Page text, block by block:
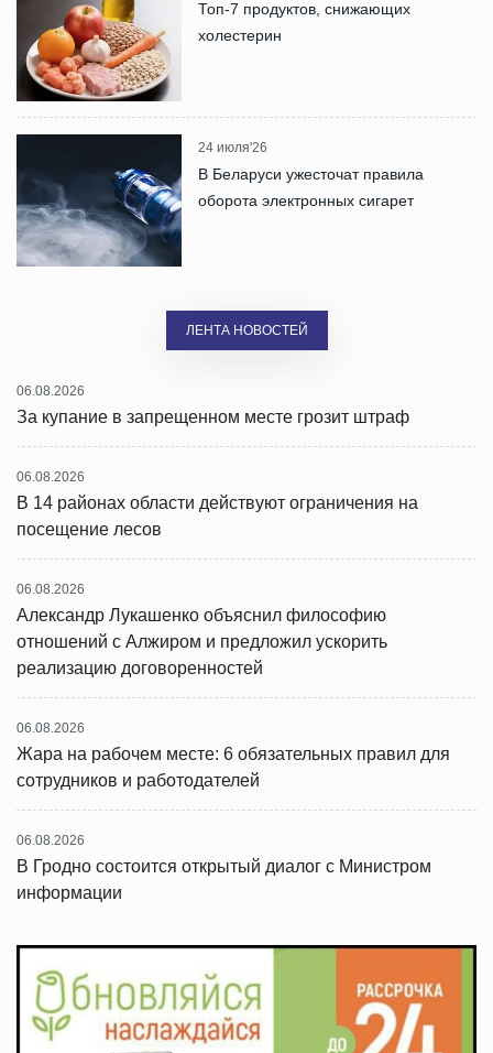
Топ-7 продуктов, снижающих
холестерин
24 июля'26
В Беларуси ужесточат правила
оборота электронных сигарет
ЛЕНТА НОВОСТЕЙ
06.08.2026
За купание в запрещенном месте грозит штраф
06.08.2026
В 14 районах области действуют ограничения на
посещение лесов
06.08.2026
Александр Лукашенко объяснил философию
отношений с Алжиром и предложил ускорить
реализацию договоренностей
06.08.2026
Жара на рабочем месте: 6 обязательных правил для
сотрудников и работодателей
06.08.2026
В Гродно состоится открытый диалог с Министром
информации